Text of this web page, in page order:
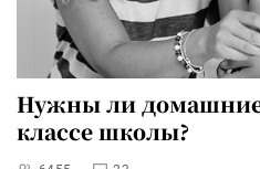
Нужны ли домашние
классе школы?